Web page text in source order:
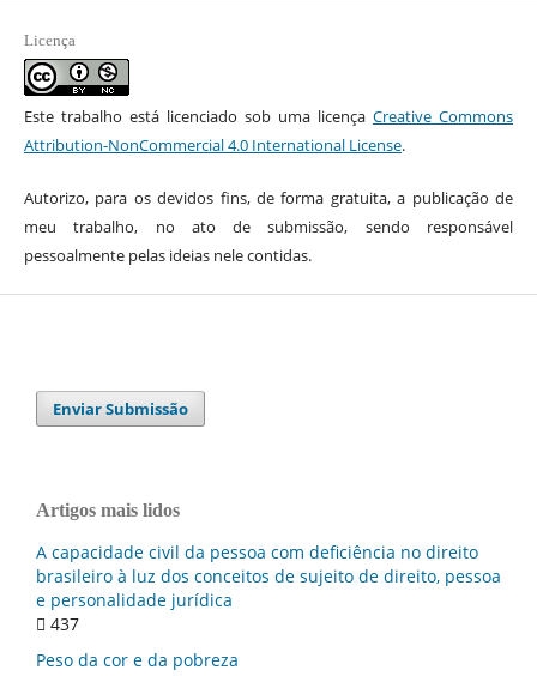
Licença
Este trabalho está licenciado sob uma licençaCreative Commons
Attribution-NonCommercial 4.0 International License.
Autorizo, para os devidos fins, de forma gratuita, a publicação de
meu trabalho, no ato de submissão, sendo responsável
pessoalmente pelas ideias nele contidas.
Enviar Submissão
Artigos mais lidos
A capacidade civil da pessoa com deficiência no direito
brasileiro à luz dos conceitos de sujeito de direito, pessoa
e personalidade jurídica
437
Peso da cor e da pobreza